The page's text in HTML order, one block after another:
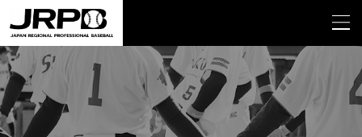
TOP >NEWS>日本独立リーググランドチャンピオンシップ2024 予告先発について
（9月28日分）